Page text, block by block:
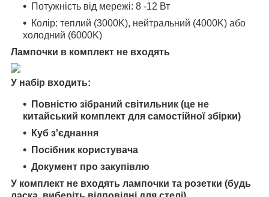
Потужність від мережі: 8 -12 Вт
Колір: теплий (3000K), нейтральний (4000K) або
холодний (6000K)
Лампочки в комплект не входять
У набір входить:
Повністю зібраний світильник (це не
китайський комплект для самостійної збірки)
Куб з'єднання
Посібник користувача
Документ про закупівлю
У комплект не входять лампочки та розетки (будь